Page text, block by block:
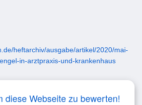
heftarchiv/ausgabe/artikel/2020/mai-
in-arztpraxis-und-krankenhaus
diese Webseite zu bewerten!